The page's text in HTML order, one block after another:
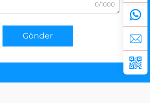
0/1000
Gönder